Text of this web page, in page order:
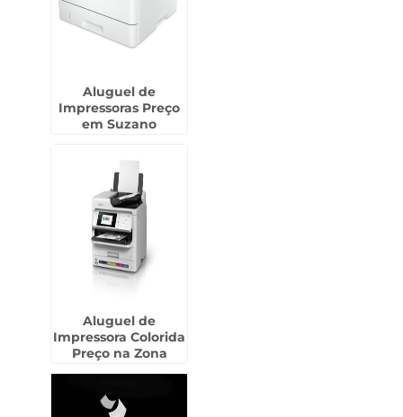
Aluguel de
Impressoras Preço
em Suzano
Aluguel de
Impressora Colorida
Preço na Zona